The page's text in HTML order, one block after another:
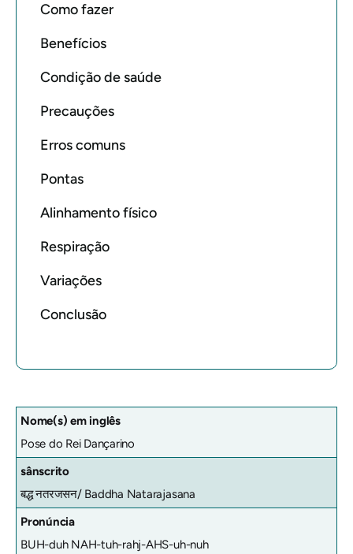
Como fazer
Benefícios
Condição de saúde
Precauções
Erros comuns
Pontas
Alinhamento físico
Respiração
Variações
Conclusão
Nome(s) em inglês
Pose do Rei Dançarino
sânscrito
बद्ध नतरजसन/ Baddha Natarajasana
Pronúncia
BUH-duh NAH-tuh-rahj-AHS-uh-nuh